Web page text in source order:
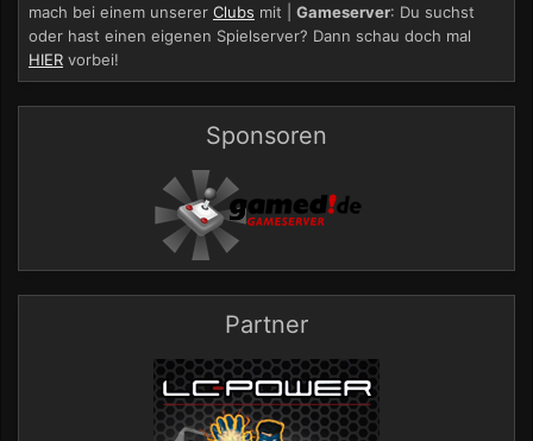
mach bei einem unserer Clubs mit | Gameserver: Du suchst
oder hast einen eigenen Spielserver? Dann schau doch mal
HIER vorbei!
Sponsoren
Partner